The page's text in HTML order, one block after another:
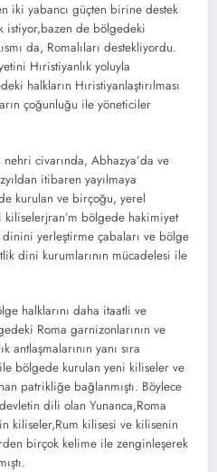
iki yabancı güçten birine destek
istiyor,bazen de bölgedeki
da, Romalıları destekliyordu.
Hıristiyanlık yoluyla
halkların Hıristiyanlaştırılması
çoğunluğu ile yöneticiler
civarında, Abhazya’da ve
itibaren yayılmaya
kurulan ve birçoğu, yerel
bölgede hakimiyet
dinini yerleştirme çabaları ve bölge
dini kurumlarının mücadelesi ile
halklarını daha itaatli ve
Roma garnizonlarının ve
antlaşmalarının yanı sıra
ile bölgede kurulan yeni kiliseler ve
patrikliğe bağlanmıştı. Böylece
dili olan Yunanca,Roma
kiliseler,Rum kilisesi ve kilisenin
birçok kelime ile zenginleşerek